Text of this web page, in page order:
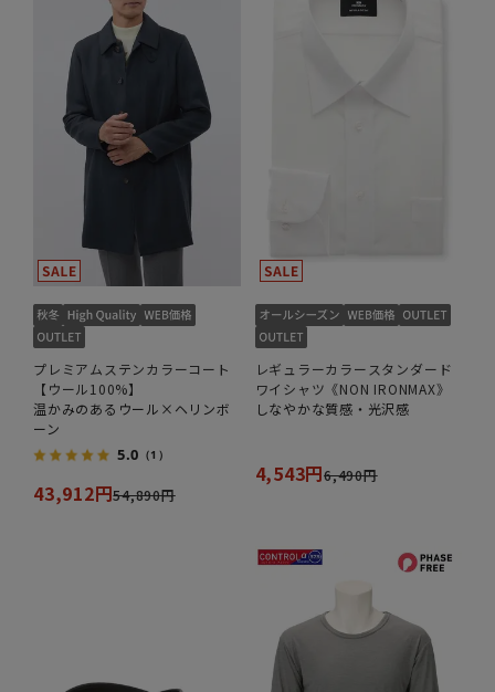
プレミアムステンカラーコート
【ウール100%】
温かみのあるウール×ヘリンボ
ーン
5.0 （1）
43,912円54,890円
レギュラーカラースタンダード
ワイシャツ《NON IRONMAX》
しなやかな質感・光沢感
4,543円6,490円